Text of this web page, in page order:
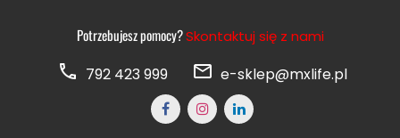
Potrzebujesz pomocy?Skontaktuj się z nami
792 423 999 e-sklep@mxlife.pl